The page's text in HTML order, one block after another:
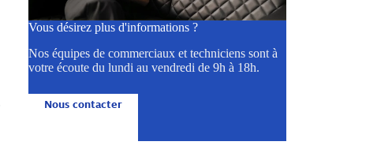
Vous désirez plus d'informations ?
Nos équipes de commerciaux et techniciens sont à
votre écoute du lundi au vendredi de 9h à 18h.
Nous contacter